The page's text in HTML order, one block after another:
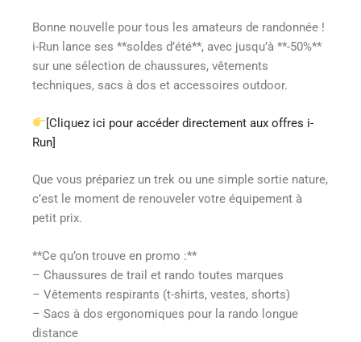
Bonne nouvelle pour tous les amateurs de randonnée !
i-Run lance ses **soldes d’été**, avec jusqu’à **-50%**
sur une sélection de chaussures, vêtements
techniques, sacs à dos et accessoires outdoor.
[Cliquez ici pour accéder directement aux offres i-
Run]
Que vous prépariez un trek ou une simple sortie nature,
c’est le moment de renouveler votre équipement à
petit prix.
**Ce qu’on trouve en promo :**
– Chaussures de trail et rando toutes marques
– Vêtements respirants (t-shirts, vestes, shorts)
– Sacs à dos ergonomiques pour la rando longue
distance